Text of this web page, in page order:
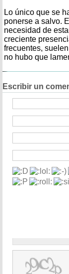
Lo único que se
ponerse a salvo.
necesidad de
creciente
frecuentes,
no hubo que
Escribir un